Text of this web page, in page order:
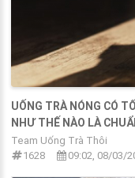
UỐNG TRÀ NÓNG CÓ
NHƯ THẾ NÀO LÀ
Team Uống Trà Thôi
1628
09:02, 08/03/